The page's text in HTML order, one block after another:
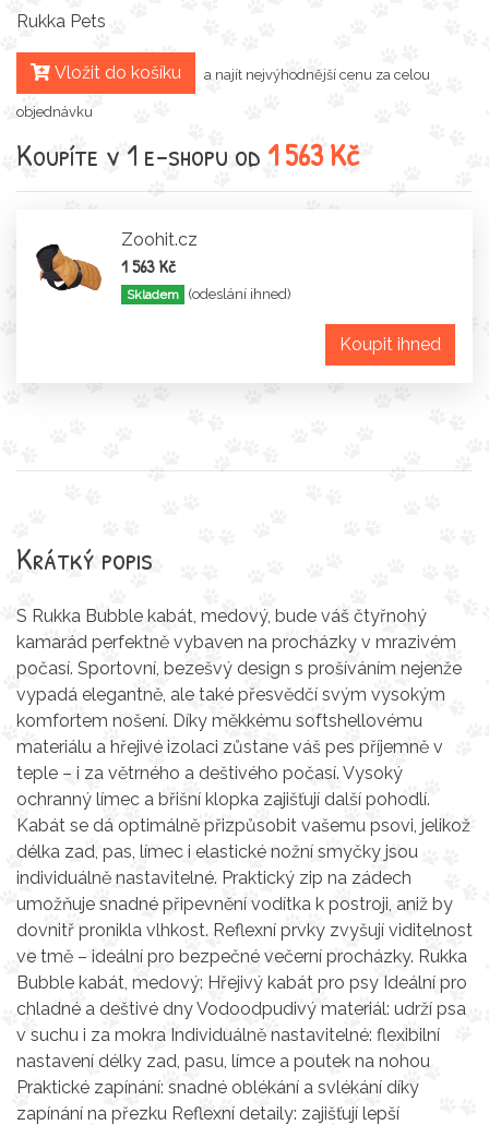
Rukka Pets
Vložit do košíku a najít nejvýhodnější cenu za celou
objednávku
Koupíte v 1 e-shopu od 1 563 Kč
Zoohit.cz
1 563 Kč
Skladem (odeslání ihned)
Koupit ihned
Krátký popis
S Rukka Bubble kabát, medový, bude váš čtyřnohý
kamarád perfektně vybaven na procházky v mrazivém
počasí. Sportovní, bezešvý design s prošíváním nejenže
vypadá elegantně, ale také přesvědčí svým vysokým
komfortem nošení. Díky měkkému softshellovému
materiálu a hřejivé izolaci zůstane váš pes příjemně v
teple – i za větrného a deštivého počasí. Vysoký
ochranný límec a břišní klopka zajišťují další pohodlí.
Kabát se dá optimálně přizpůsobit vašemu psovi, jelikož
délka zad, pas, límec i elastické nožní smyčky jsou
individuálně nastavitelné. Praktický zip na zádech
umožňuje snadné připevnění vodítka k postroji, aniž by
dovnitř pronikla vlhkost. Reflexní prvky zvyšují viditelnost
ve tmě – ideální pro bezpečné večerní procházky. Rukka
Bubble kabát, medový: Hřejivý kabát pro psy Ideální pro
chladné a deštivé dny Vodoodpudivý materiál: udrží psa
v suchu i za mokra Individuálně nastavitelné: flexibilní
nastavení délky zad, pasu, límce a poutek na nohou
Praktické zapínání: snadné oblékání a svlékání díky
zapínání na přezku Reflexní detaily: zajišťují lepší